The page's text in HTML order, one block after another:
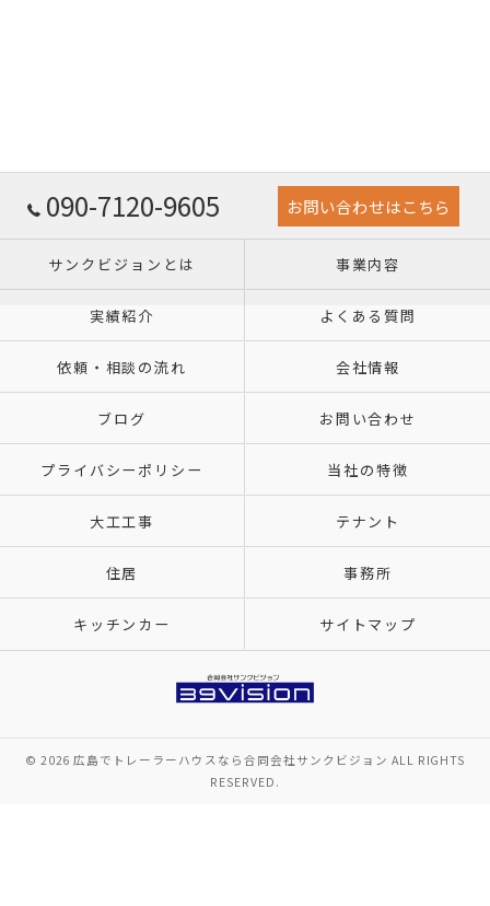
090-7120-9605 お問い合わせはこちら
サンクビジョンとは 事業内容
実績紹介 よくある質問
依頼・相談の流れ 会社情報
ブログ お問い合わせ
プライバシーポリシー 当社の特徴
大工工事 テナント
住居 事務所
キッチンカー サイトマップ
© 2026 広島でトレーラーハウスなら合同会社サンクビジョン ALL RIGHTS
RESERVED.